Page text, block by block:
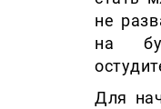
не
на
Для